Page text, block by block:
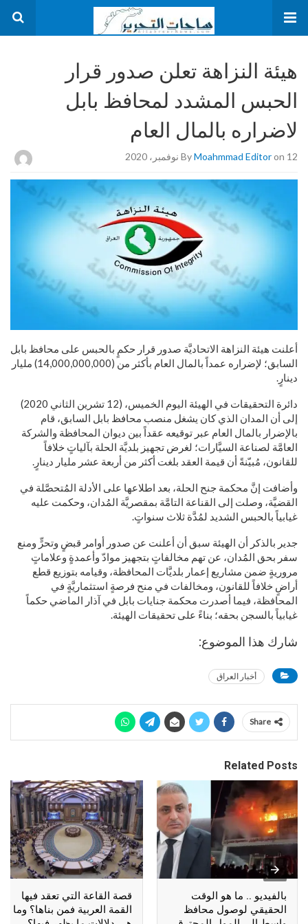
هيئة النزاهة تعلن صدور قرار
الحبس المشدد لمحافظ بابل
لاضراره بالمال العام
ByMoahmmad Editoron 12 نوفمبر، 2020
أعلنت هيئة النزاهة الاتحاديَّة صدور قرار حكمٍ بالحبس على محافظ بابل
السابق؛ لإضراره عمداً بالمال العام بأكثر من (14,000,000,000) مليار
دينارٍ.
دائرة التحقيقات في الهيئة اليوم الخميس، (12 تشرين الثاني 2020)
إلى أن المدان الذي كان يشغل منصب محافظ بابل السابق، قام
بالإضرار بالمال العام عبر توقيعه عقداً بين ديوان المحافظة والشركة
العامَّة لصناعة السيَّارات؛ لغرض تجهيز بلديَّة الحلة بآلياتٍ خلافاً
للقانون، مُبيّنةً أن قيمة العقد بلغت أكثر من أربعة عشر مليار دينارٍ.
وأضافت إنَّ محكمة جنح الحلة، بعد اطلاعها على الأدلة المُتحصَّلة في
القضيَّة، وصلت إلى القناعة التامَّة بمقصريَّة المُدان، وحكمت عليه
غيابياً بالحبس الشديد لمُدَّة ثلاث سنواتٍ.
جدير بالذكر أن الهيئة سبق أن أعلنت عن صدور أوامر قبضٍ وتحرٍّ ومنع
سفر بحق المُدان، عن تهم مخالفاتٍ بتجهيز موادّ وأعمدةٍ وعلاماتٍ
مروريةٍ ضمن مشاريع إعمار بلديَّات المحافظة، وقيامه بتوزيع قطع
أراضٍ خلافاً للقانون، ومخالفات في منح فرصةٍ استثماريَّةٍ في
المحافظة، فيما أصدرت محكمة جنايات بابل في آذار الماضي حكماً
غيابياً بالسجن بحقه؛ بناءً على تحقيقات الهيئة.
شارك هذا الموضوع:
أخبار العراق
Share
Related Posts
بالفيديو .. ما هو الوقت
الحقيقي لوصول محافظ
قصة القاعة التي تعقد فيها
القمة العربية فمن بناها؟ وما